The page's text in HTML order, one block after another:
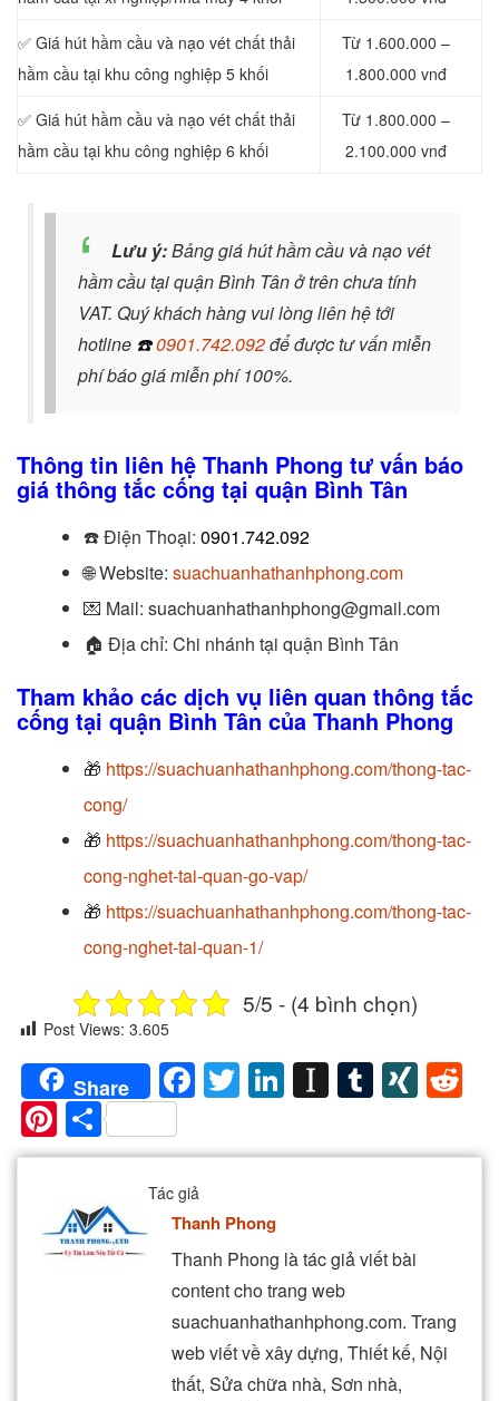
✅ Giá hút hầm cầu và nạo vét chất thải
hầm cầu tại khu công nghiệp 5 khối
Từ 1.600.000 –
1.800.000 vnđ
✅ Giá hút hầm cầu và nạo vét chất thải
hầm cầu tại khu công nghiệp 6 khối
Từ 1.800.000 –
2.100.000 vnđ
Lưu ý:Bảng giá hút hầm cầu và nạo vét
hầm cầu tại quận Bình Tân ở trên chưa tính
VAT. Quý khách hàng vui lòng liên hệ tới
hotline ☎️0901.742.092để được tư vấn miễn
phí báo giá miễn phí 100%.
Thông tin liên hệ Thanh Phong tư vấn báo
giá thông tắc cống tại quận Bình Tân
☎️Điện Thoại: 0901.742.092
🌐 Website: suachuanhathanhphong.com
💌 Mail: suachuanhathanhphong@gmail.com
🏠 Địa chỉ: Chi nhánh tại quận Bình Tân
Tham khảo các dịch vụ liên quan thông tắc
cống tại quận Bình Tân của Thanh Phong
🎁 https://suachuanhathanhphong.com/thong-tac-
cong/
🎁 https://suachuanhathanhphong.com/thong-tac-
cong-nghet-tai-quan-go-vap/
🎁 https://suachuanhathanhphong.com/thong-tac-
cong-nghet-tai-quan-1/
5/5 - (4 bình chọn)
Post Views: 3.605
Share Facebook
Twitter
LinkedIn
Instapaper
Tumblr
Pinterest
Share
Tác giả
Thanh Phong
Thanh Phong là tác giả viết bài
content cho trang web
suachuanhathanhphong.com. Trang
web viết về xây dựng, Thiết kế, Nội
thất, Sửa chữa nhà, Sơn nhà,